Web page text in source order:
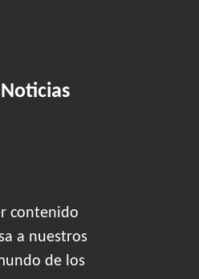
Noticias
contenido
a nuestros
de los